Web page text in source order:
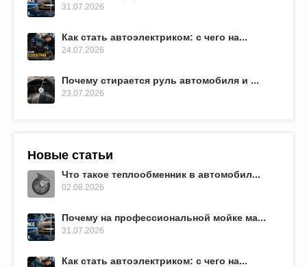
31.07.2026
Как стать автоэлектриком: с чего на...
24.07.2026
Почему стирается руль автомобиля и ...
23.07.2026
Новые статьи
Что такое теплообменник в автомобил...
02.08.2026
Почему на профессиональной мойке ма...
31.07.2026
Как стать автоэлектриком: с чего на...